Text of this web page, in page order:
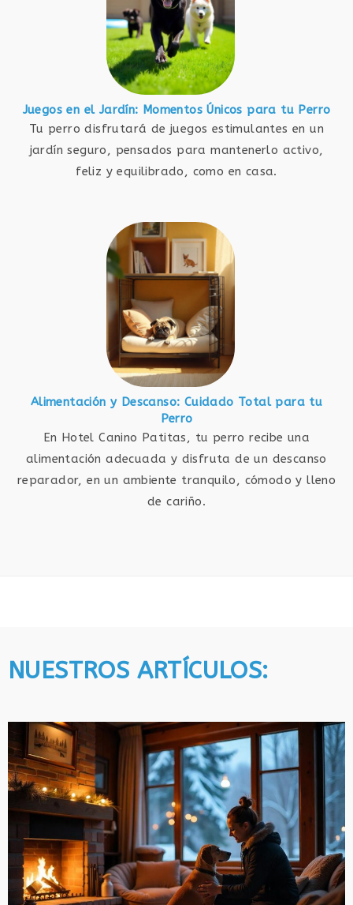
Juegos en el Jardín: Momentos Únicos para tu Perro
Tu perro disfrutará de juegos estimulantes en un
jardín seguro, pensados para mantenerlo activo,
feliz y equilibrado, como en casa.
Alimentación y Descanso: Cuidado Total para tu
Perro
En Hotel Canino Patitas, tu perro recibe una
alimentación adecuada y disfruta de un descanso
reparador, en un ambiente tranquilo, cómodo y lleno
de cariño.
NUESTROS ARTÍCULOS: